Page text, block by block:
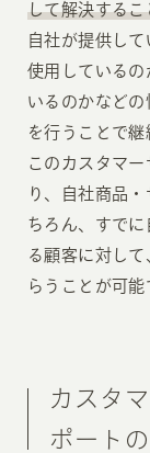
して解決するこ
自社が提供し
使用しているの
いるのかなど
を行うことで継
このカスタマ
り、自社商品
ちろん、すで
る顧客に対し
らうことが可能
カスタ
ポート